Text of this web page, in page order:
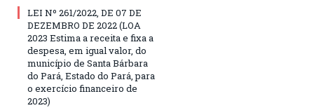
LEI Nº 261/2022, DE 07 DE
DEZEMBRO DE 2022 (LOA
2023 Estima a receita e fixa a
despesa, em igual valor, do
município de Santa Bárbara
do Pará, Estado do Pará, para
o exercício financeiro de
2023)